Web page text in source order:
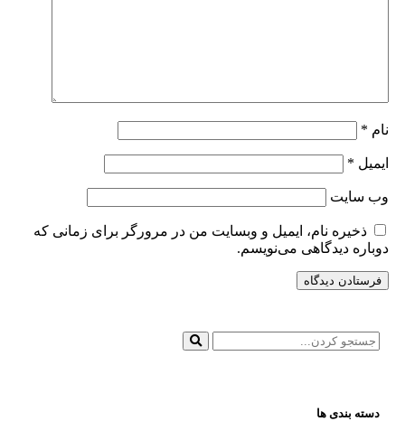
نام *
ایمیل *
وب‌ سایت
ذخیره نام، ایمیل و وبسایت من در مرورگر برای زمانی که
دوباره دیدگاهی می‌نویسم.
دسته بندی ها